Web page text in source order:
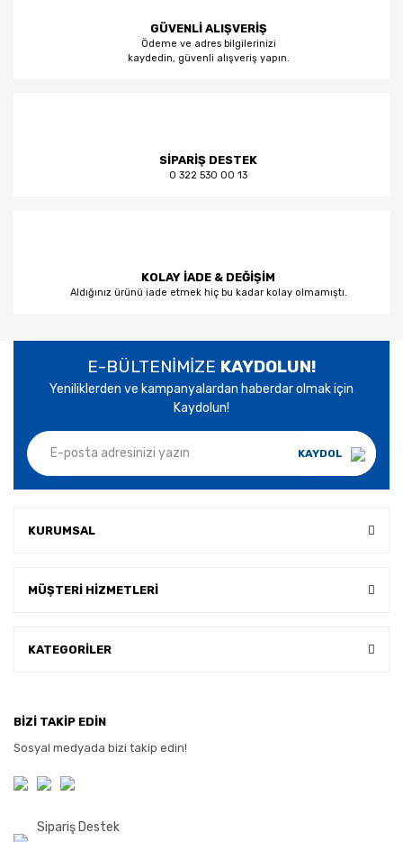
GÜVENLİ ALIŞVERİŞ
Ödeme ve adres bilgilerinizi
kaydedin, güvenli alışveriş yapın.
SİPARİŞ DESTEK
0 322 530 00 13
KOLAY İADE & DEĞİŞİM
Aldığınız ürünü iade etmek hiç bu kadar kolay olmamıştı.
E-BÜLTENİMİZE KAYDOLUN!
Yeniliklerden ve kampanyalardan haberdar olmak için
Kaydolun!
KAYDOL
KURUMSAL
MÜŞTERİ HİZMETLERİ
KATEGORİLER
BİZİ TAKİP EDİN
Sosyal medyada bizi takip edin!
Sipariş Destek